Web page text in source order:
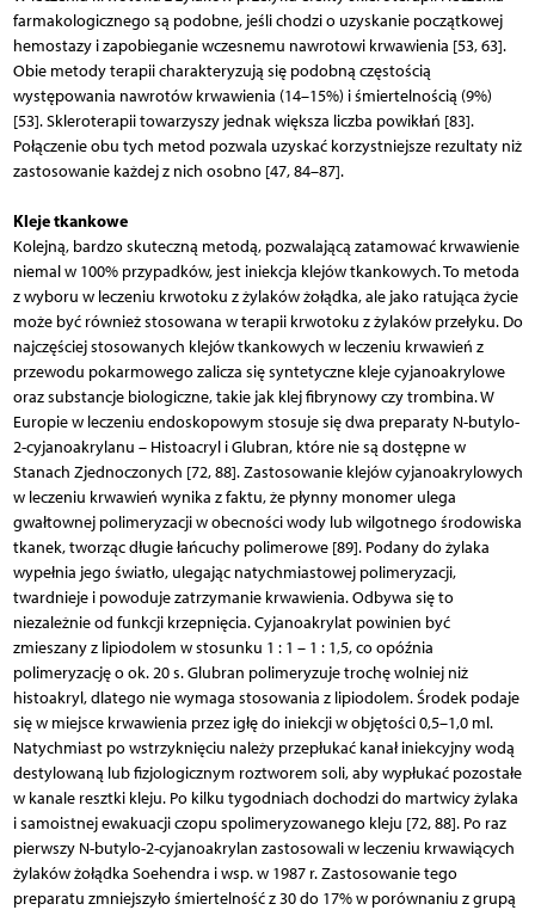
farmakologicznego są podobne, jeśli chodzi o uzyskanie początkowej
hemostazy i zapobieganie wczesnemu nawrotowi krwawienia [53, 63].
Obie metody terapii charakteryzują się podobną częstością
występowania nawrotów krwawienia (14–15%) i śmiertelnością (9%)
[53]. Skleroterapii towarzyszy jednak większa liczba powikłań [83].
Połączenie obu tych metod pozwala uzyskać korzystniejsze rezultaty niż
zastosowanie każdej z nich osobno [47, 84–87].
Kleje tkankowe
Kolejną, bardzo skuteczną metodą, pozwalającą zatamować krwawienie
niemal w 100% przypadków, jest iniekcja klejów tkankowych. To metoda
z wyboru w leczeniu krwotoku z żylaków żołądka, ale jako ratująca życie
może być również stosowana w terapii krwotoku z żylaków przełyku. Do
najczęściej stosowanych klejów tkankowych w leczeniu krwawień z
przewodu pokarmowego zalicza się syntetyczne kleje cyjanoakrylowe
oraz substancje biologiczne, takie jak klej fibrynowy czy trombina. W
Europie w leczeniu endoskopowym stosuje się dwa preparaty N-butylo-
2-cyjanoakrylanu – Histoacryl i Glubran, które nie są dostępne w
Stanach Zjednoczonych [72, 88]. Zastosowanie klejów cyjanoakrylowych
w leczeniu krwawień wynika z faktu, że płynny monomer ulega
gwałtownej polimeryzacji w obecności wody lub wilgotnego środowiska
tkanek, tworząc długie łańcuchy polimerowe [89]. Podany do żylaka
wypełnia jego światło, ulegając natychmiastowej polimeryzacji,
twardnieje i powoduje zatrzymanie krwawienia. Odbywa się to
niezależnie od funkcji krzepnięcia. Cyjanoakrylat powinien być
zmieszany z lipiodolem w stosunku 1 : 1 – 1 : 1,5, co opóźnia
polimeryzację o ok. 20 s. Glubran polimeryzuje trochę wolniej niż
histoakryl, dlatego nie wymaga stosowania z lipiodolem. Środek podaje
się w miejsce krwawienia przez igłę do iniekcji w objętości 0,5–1,0 ml.
Natychmiast po wstrzyknięciu należy przepłukać kanał iniekcyjny wodą
destylowaną lub fizjologicznym roztworem soli, aby wypłukać pozostałe
w kanale resztki kleju. Po kilku tygodniach dochodzi do martwicy żylaka
i samoistnej ewakuacji czopu spolimeryzowanego kleju [72, 88]. Po raz
pierwszy N-butylo-2-cyjanoakrylan zastosowali w leczeniu krwawiących
żylaków żołądka Soehendra i wsp. w 1987 r. Zastosowanie tego
preparatu zmniejszyło śmiertelność z 30 do 17% w porównaniu z grupą